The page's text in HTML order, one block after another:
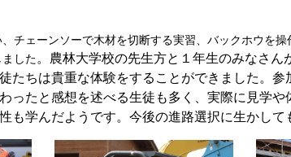
チェーンソーで木材を切断する実習、バックホウを
した。農林大学校の先生方と１年生のみなさん
たちは貴重な体験をすることができました。参
ったと感想を述べる生徒も多く、実際に見学
も学んだようです。今後の進路選択に生かして